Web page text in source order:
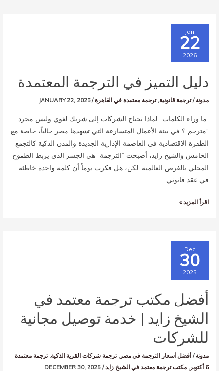
Jan
22
2026
دليل التميز في الترجمة المعتمدة
مدونة /ترجمة قانونية,ترجمة معتمدة في القاهرة/
JANUARY 22, 2026
ما وراء الكلمات.. لماذا تحتاج الشركات إلى شريك لغوي وليس مجرد
“مترجم”؟ في بيئة الأعمال المتسارعة التي تشهدها مصر حالياً، خاصة مع
الطفرة الاقتصادية في العاصمة الإدارية الجديدة والمدن الذكية كالتجمع
الخامس والشيخ زايد، أصبحت “الترجمة” هي الجسر الذي يربط الطموح
المحلي بالفرص العالمية. لكن، هل فكرت يوماً أن كلمة واحدة خاطئة
في عقد قانوني …
اقرأ المزيد »
Dec
30
2025
أفضل مكتب ترجمة معتمد في
الشيخ زايد | خدمة توصيل مجانية
للشركات
مدونة /أفضل أسعار الترجمة في مصر ,ترجمة شركات القرية الذكية,ترجمة معتمدة
6 أكتوبر
,مكتب ترجمة معتمد في الشيخ زايد/
DECEMBER 30, 2025